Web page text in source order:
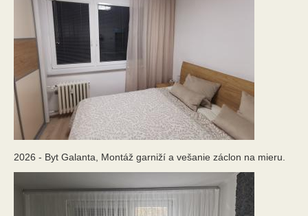
2026 - Byt Galanta, Montáž garniží a vešanie záclon na mieru.